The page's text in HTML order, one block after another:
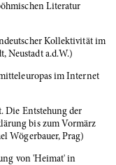
Literatur
Kollektivität im
Neustadt a.d.W.)
im Internet
Die Entstehung der
bis zum Vormärz
Wögerbauer, Prag)
von 'Heimat' in